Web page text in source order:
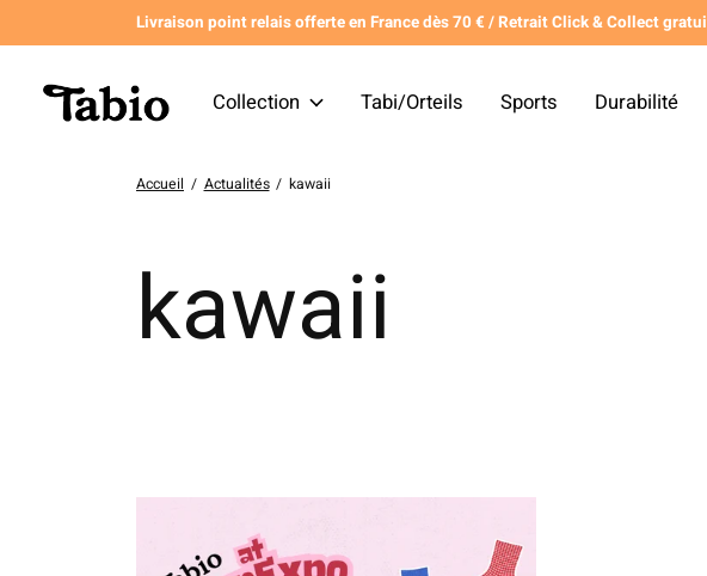
Livraison point relais offerte en France dès 70 € / Retrait Click & Collect
Collection Tabi/Orteils Sports Durabilité
Accueil / Actualités / kawaii
kawaii